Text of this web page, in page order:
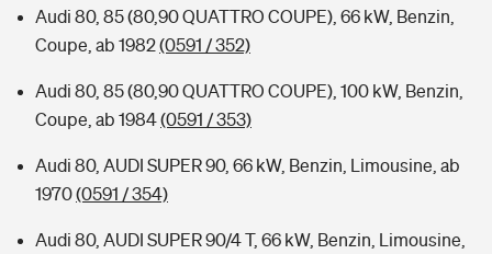
Audi 80, 85 (80,90 QUATTRO COUPE), 66 kW, Benzin,
Coupe, ab 1982(0591 / 352)
Audi 80, 85 (80,90 QUATTRO COUPE), 100 kW, Benzin,
Coupe, ab 1984(0591 / 353)
Audi 80, AUDI SUPER 90, 66 kW, Benzin, Limousine, ab
1970(0591 / 354)
Audi 80, AUDI SUPER 90/4 T, 66 kW, Benzin, Limousine,